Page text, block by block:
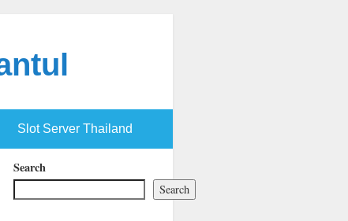
Slot Server Thailand
Search
Search